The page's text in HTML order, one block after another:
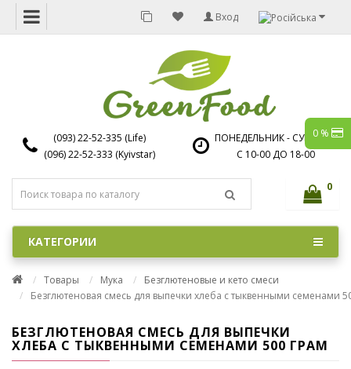
0 %
Вход
(093) 22-52-335 (Life)
(096) 22-52-333 (Kyivstar)
ПОНЕДЕЛЬНИК - СУББОТА
С 10-00 ДО 18-00
0
КАТЕГОРИИ
Товары Мука
Безглютеновые и кето смеси
Безглютеновая смесь для выпечки хлеба с тыквенными семенами
БЕЗГЛЮТЕНОВАЯ СМЕСЬ ДЛЯ ВЫПЕЧКИ
ХЛЕБА С ТЫКВЕННЫМИ СЕМЕНАМИ 500 ГРАМ